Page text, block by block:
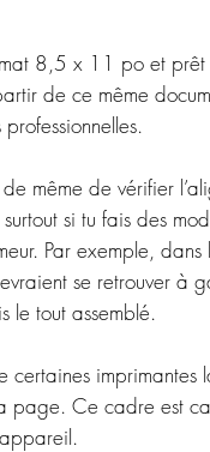
8,5 x 11 po et
de ce même
même de vérifier
si tu fais des
Par exemple, dans
se retrouver à
le tout assemblé.
certaines imprimantes
page. Ce cadre est